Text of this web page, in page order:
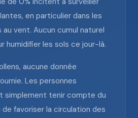
en particulier dans les
vent. Aucun cumul naturel
humidifier les sols ce jour-là.
aucune donnée
Les personnes
simplement tenir compte du
favoriser la circulation des